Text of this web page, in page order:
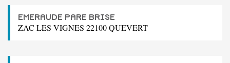
EMERAUDE PARE BRISE
ZAC LES VIGNES 22100 QUEVERT